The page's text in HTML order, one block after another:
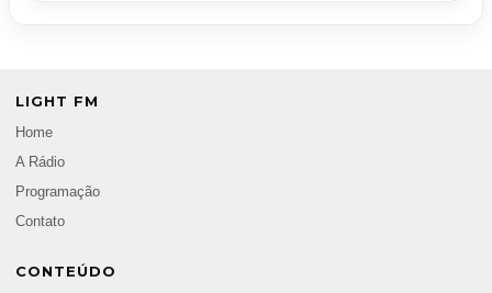
LIGHT FM
Home
A Rádio
Programação
Contato
CONTEÚDO